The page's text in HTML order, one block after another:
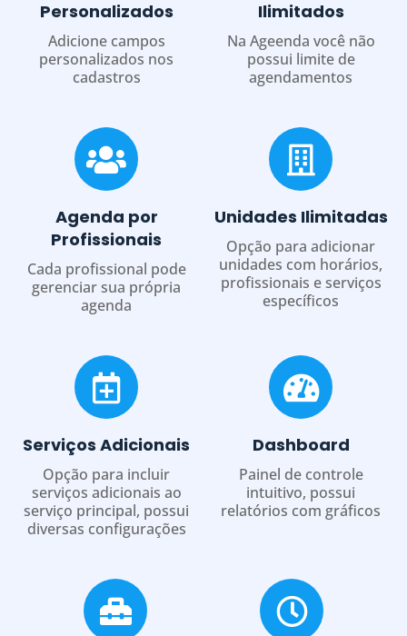
Personalizados
Adicione campos
personalizados nos
cadastros
Ilimitados
Na Ageenda você não
possui limite de
agendamentos
Agenda por
Profissionais
Cada profissional pode
gerenciar sua própria
agenda
Unidades Ilimitadas
Opção para adicionar
unidades com horários,
profissionais e serviços
específicos
Serviços Adicionais
Opção para incluir
serviços adicionais ao
serviço principal, possui
diversas configurações
Dashboard
Painel de controle
intuitivo, possui
relatórios com gráficos